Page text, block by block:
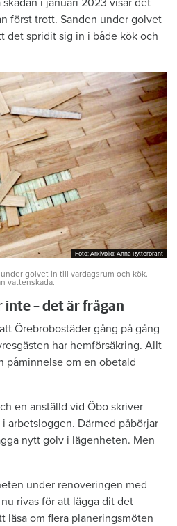
i januari 2023 visar det
först trott. Sanden under golvet
det spridit sig in i både kök och
Foto: Arkivbild: Anna Rytterbrant
Foto: Arkivbild: Anna Rytterbrant
golvet in till vardagsrum och kök.
vattenskada.
inte – det är frågan
Örebrobostäder gång på gång
har hemförsäkring. Allt
påminnelse om en obetald
en anställd vid Öbo skriver
arbetsloggen. Därmed påbörjar
nytt golv i lägenheten. Men
under renoveringen med
rivas för att lägga dit det
läsa om flera planeringsmöten